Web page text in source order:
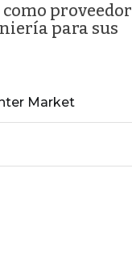
proveedor
para sus
Market